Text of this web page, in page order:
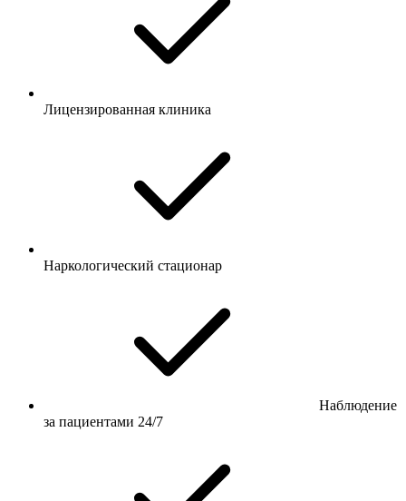
Лицензированная клиника
Наркологический стационар
Наблюдение
за пациентами 24/7